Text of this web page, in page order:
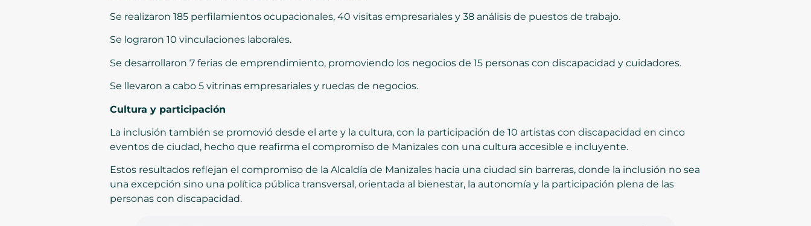
Se realizaron 185 perfilamientos ocupacionales, 40 visitas empresariales y 38 análisis de puestos de trabajo.
Se lograron 10 vinculaciones laborales.
Se desarrollaron 7 ferias de emprendimiento, promoviendo los negocios de 15 personas con discapacidad y cuidadores.
Se llevaron a cabo 5 vitrinas empresariales y ruedas de negocios.
Cultura y participación
La inclusión también se promovió desde el arte y la cultura, con la participación de 10 artistas con discapacidad en cinco
eventos de ciudad, hecho que reafirma el compromiso de Manizales con una cultura accesible e incluyente.
Estos resultados reflejan el compromiso de la Alcaldía de Manizales hacia una ciudad sin barreras, donde la inclusión no sea
una excepción sino una política pública transversal, orientada al bienestar, la autonomía y la participación plena de las
personas con discapacidad.